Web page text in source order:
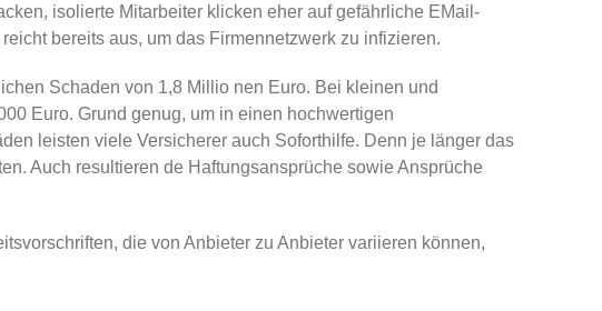
isolierte Mitarbeiter klicken eher auf gefährliche E­Mail­
bereits aus, um das Firmennetzwerk zu infizieren.
Schaden von 1,8 Millio­ nen Euro. Bei kleinen und
Euro. Grund genug, um in einen hochwertigen
leisten viele Versicherer auch Soforthilfe. Denn je länger das
Auch resultieren­ de Haftungsansprüche sowie Ansprüche
die von Anbieter zu Anbieter variieren können,